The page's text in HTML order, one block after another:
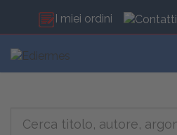
I miei ordini